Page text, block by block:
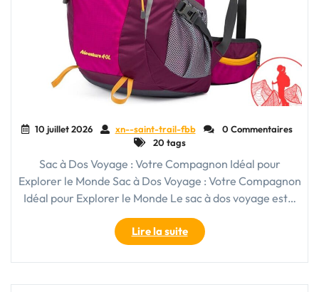
10 juillet 2026 xn--saint-trail-fbb
0 Commentaires
20 tags
Sac à Dos Voyage : Votre Compagnon Idéal pour
Explorer le Monde Sac à Dos Voyage : Votre Compagnon
Idéal pour Explorer le Monde Le sac à dos voyage est…
Lire la suite"Le
Guide
Ultime